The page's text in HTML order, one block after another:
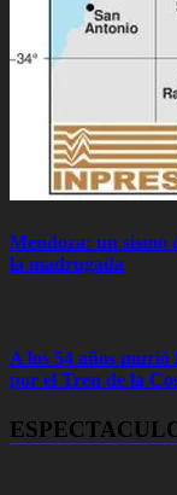
Mendoza: un sismo
la madrugada
A los 54 años
por el Tren de la